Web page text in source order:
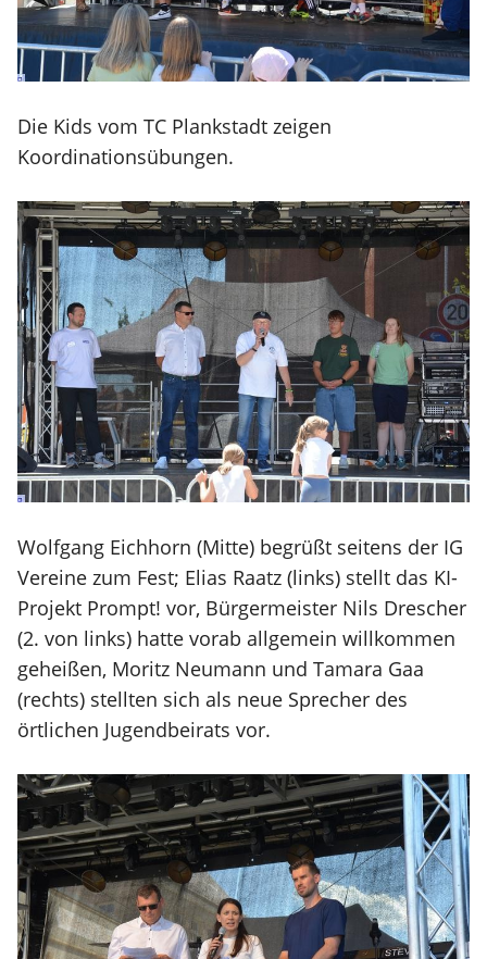
Die Kids vom TC Plankstadt zeigen
Koordinationsübungen.
Wolfgang Eichhorn (Mitte) begrüßt seitens der IG
Vereine zum Fest; Elias Raatz (links) stellt das KI-
Projekt Prompt! vor, Bürgermeister Nils Drescher
(2. von links) hatte vorab allgemein willkommen
geheißen, Moritz Neumann und Tamara Gaa
(rechts) stellten sich als neue Sprecher des
örtlichen Jugendbeirats vor.